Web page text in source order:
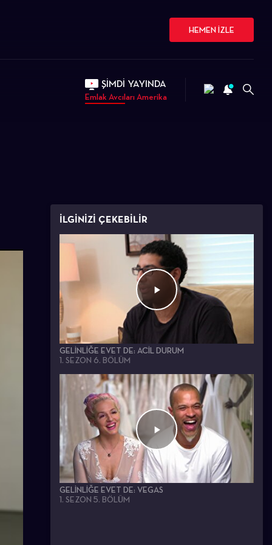
HEMEN İZLE
ŞİMDİ YAYINDA
Emlak Avcıları Amerika
İLGİNİZİ ÇEKEBİLİR
GELINLIĞE EVET DE: ACIL DURUM
1. SEZON 6. BÖLÜM
GELINLIĞE EVET DE: VEGAS
1. SEZON 5. BÖLÜM